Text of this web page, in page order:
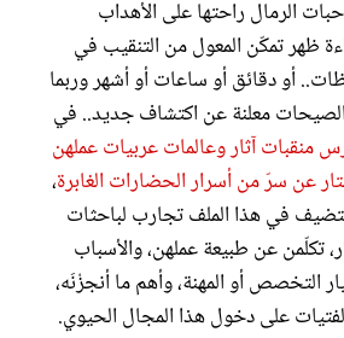
الرمال راحتها على الأهداب
ظهر تمكّن المعول من التنقيب في
أو دقائق أو ساعات أو أشهر وربما
معلنة عن اكتشاف جديد.. في
منقبات آثار وعالمات عربيات عملهن
عن سرّ من أسرار الحضارات الغابرة،
في هذا الملف تجارب لباحثات
تكلّمن عن طبيعة عملهن، والأسباب
التخصص أو المهنة، وأهم ما أنجزْنَه،
على دخول هذا المجال الحيوي.
مجلة سيدتي
غلاف رفمي